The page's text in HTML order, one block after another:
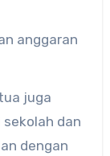
anggaran
juga
dan
dengan